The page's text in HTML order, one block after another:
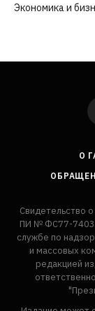
Экономика и
О
Свидетельство
ПИ № ФС77-
службе по
и массовых
редакцией